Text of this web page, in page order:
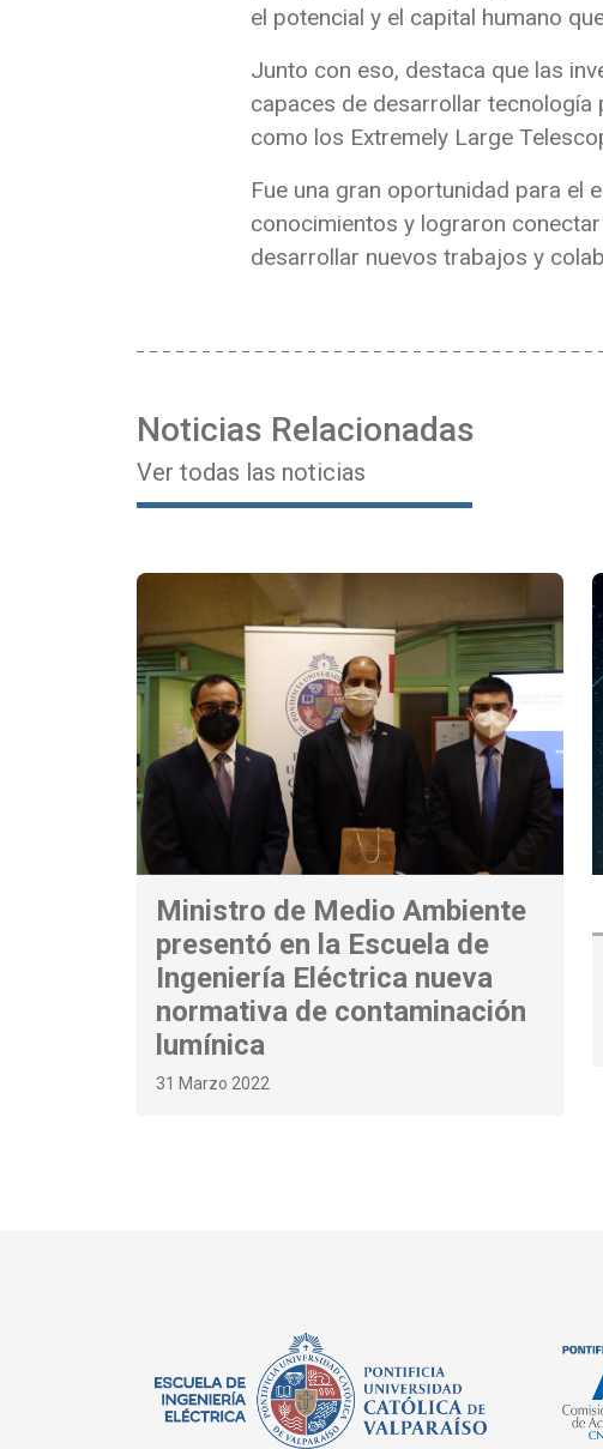
el potencial y el capital humano
Junto con eso, destaca que las
capaces de desarrollar
como los Extremely Large
Fue una gran oportunidad para el
conocimientos y lograron
desarrollar nuevos trabajos y
Noticias Relacionadas
Ver todas las noticias
Ministro de Medio Ambiente
presentó en la Escuela de
Ingeniería Eléctrica nueva
normativa de contaminación
lumínica
31 Marzo 2022